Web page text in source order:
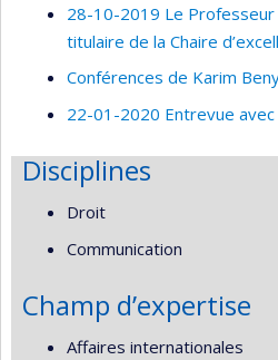
28-10-2019 Le Professeur
titulaire de la Chaire
Conférences de Karim
22-01-2020 Entrevue
Disciplines
Droit
Communication
Champ d’expertise
Affaires internationales